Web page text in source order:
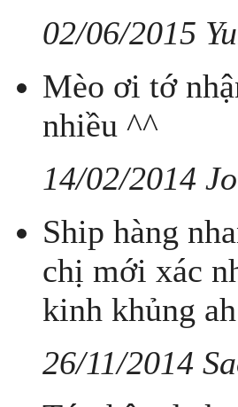
02/06/2015
Mèo ơi tớ
nhiều ^^
14/02/2014
Ship hàng
chị mới xác
kinh khủng
26/11/2014